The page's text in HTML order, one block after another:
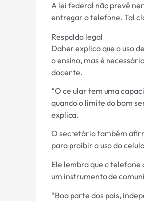
A lei federal não prevê
entregar o telefone. Tal
Respaldo legal
Daher explica que o uso
o ensino, mas é
docente.
“O celular tem uma
quando o limite do bom
explica.
O secretário também
para proibir o uso do
Ele lembra que o
um instrumento de
“Boa parte dos pais,